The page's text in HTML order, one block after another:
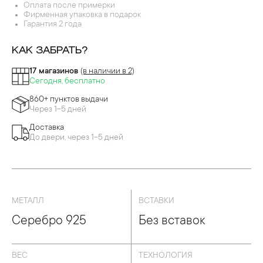
Оплата после примерки
Фирменная упаковка в подарок
Гарантия 2 года
КАК ЗАБРАТЬ?
17 магазинов (в наличии в 2)
Сегодня, бесплатно
860+ пунктов выдачи
Через 1-5 дней
Доставка
До двери, через 1-5 дней
МЕТАЛЛ
Серебро 925
ВСТАВКИ
Без вставок
ВЕС ТЕХНОЛОГИЯ